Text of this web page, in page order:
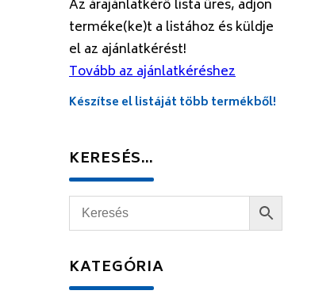
Az árajánlatkérő lista üres, adjon
terméke(ke)t a listához és küldje
el az ajánlatkérést!
Tovább az ajánlatkéréshez
Készítse el listáját több termékből!
KERESÉS…
KATEGÓRIA